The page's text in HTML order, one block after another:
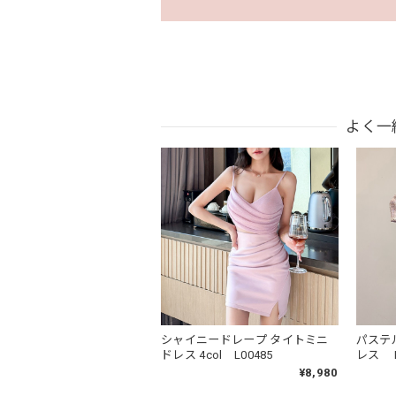
よく
シャイニードレープ タイトミニ
ドレス 4col L00485
¥8,980
パステ
レス